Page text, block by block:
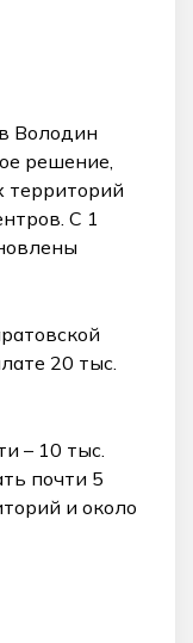
Володин
решение,
территорий
С 1
20 тыс.
– 10 тыс.
почти 5
и около